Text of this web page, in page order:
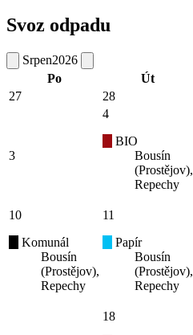
Svoz odpadu
Srpen2026
Po
Út
27
28
3
4
BIO
Bousín
(Prostějov),
Repechy
10
Komunál
Bousín
(Prostějov),
Repechy
11
Papír
Bousín
(Prostějov),
Repechy
18